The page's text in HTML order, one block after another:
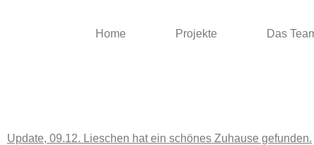
Home Projekte Das
Update, 09.12. Lieschen hat ein schönes Zuhause gefunden.